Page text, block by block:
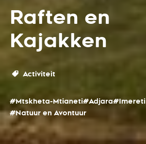
Raften en
Kajakken
Activiteit
#Mtskheta-Mtianeti#Adjara#Imereti
#Natuur en Avontuur